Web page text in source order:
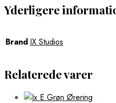
Yderligere
Brand IX Studios
Relaterede varer